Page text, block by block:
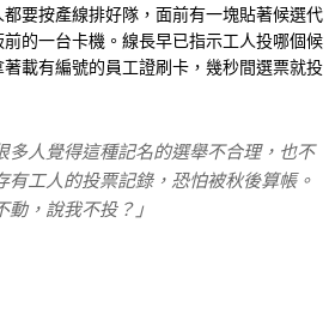
要按產線排好隊，面前有一塊貼著候選代
的一台卡機。線長早已指示工人投哪個候
載有編號的員工證刷卡，幾秒間選票就投
人覺得這種記名的選舉不合理，也不
工人的投票記錄，恐怕被秋後算帳。
，說我不投？」